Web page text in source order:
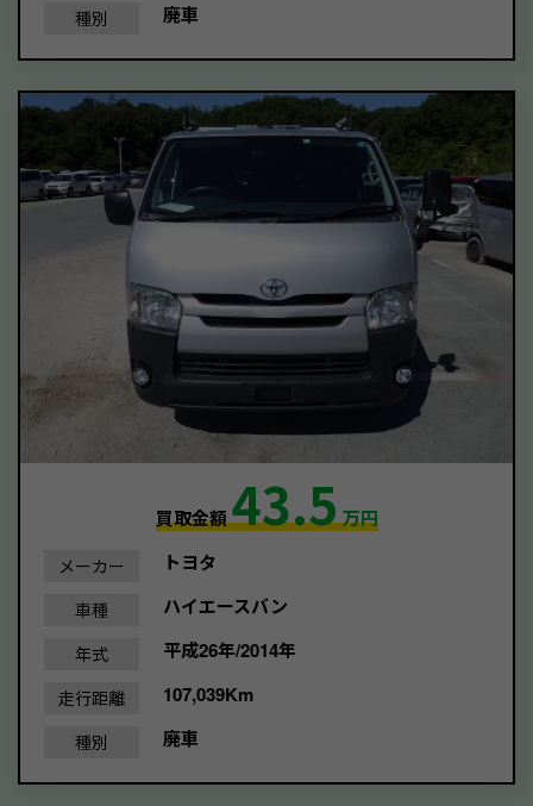
種別 廃車
買取金額43.5万円
メーカー トヨタ
車種 ハイエースバン
年式 平成26年/2014年
走行距離 107,039Km
種別 廃車